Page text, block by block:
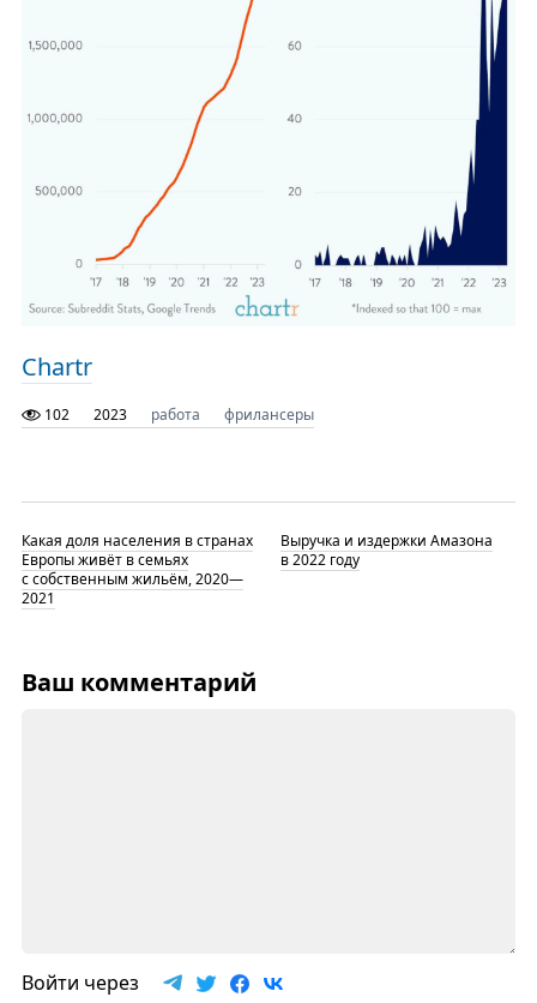
Chartr
102 2023 работа фрилансеры
Какая доля населения в странах
Европы живёт в семьях
с собственным жильём, 2020—
2021
Выручка и издержки Амазона
в 2022 году
Ваш комментарий
Войти через